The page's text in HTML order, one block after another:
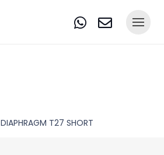
DIAPHRAGM T27 SHORT